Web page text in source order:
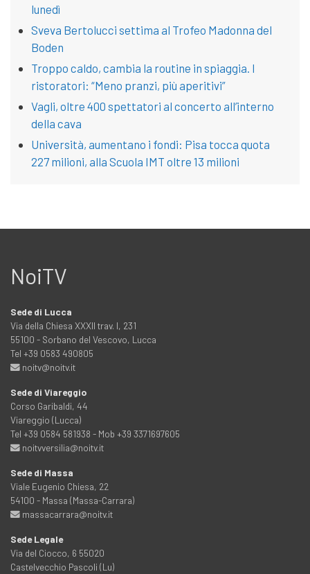
lunedì
Sveva Bertolucci settima al Trofeo Madonna del
Boden
Troppo caldo, cambia la routine in spiaggia. I
ristoratori: “Meno pranzi, più aperitivi”
Vagli, oltre 400 spettatori al concerto all’interno
della cava
Università, aumentano i fondi: Pisa tocca quota
227 milioni, alla Scuola IMT oltre 13 milioni
NoiTV
Sede di Lucca
Via della Chiesa XXXII trav. I, 231
55100 - Sorbano del Vescovo, Lucca
Tel +39 0583 490805
noitv@noitv.it
Sede di Viareggio
Corso Garibaldi, 44
Viareggio (Lucca)
Tel +39 0584 581938 - Mob +39 3371697605
noitvversilia@noitv.it
Sede di Massa
Viale Eugenio Chiesa, 22
54100 - Massa (Massa-Carrara)
massacarrara@noitv.it
Sede Legale
Via del Ciocco, 6 55020
Castelvecchio Pascoli (Lu)